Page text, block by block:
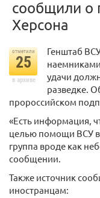
сообщили о
Херсона
отметили
25
в архиве
Генштаб
удачи
разведке.
пророссийском
«Есть информация,
целью помощи ВСУ в
группа вроде как
сообщении.
Также источник
иностранцам: